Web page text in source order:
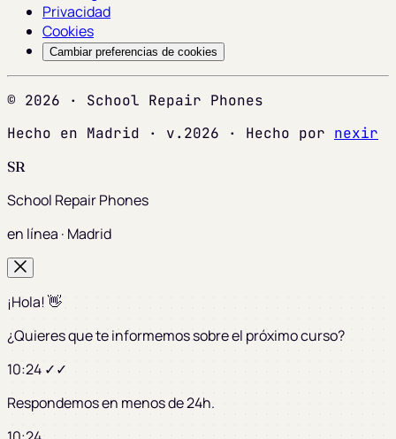
Privacidad
Cookies
Cambiar preferencias de cookies
© 2026 · School Repair Phones
Hecho en Madrid · v.2026 · Hecho por nexir
SR
School Repair Phones
en línea · Madrid
¡Hola! 👋
¿Quieres que te informemos sobre el próximo curso?
10:24 ✓✓
Respondemos en menos de 24h.